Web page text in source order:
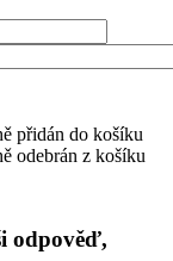
přidán do košíku
odebrán z košíku
odpověď,